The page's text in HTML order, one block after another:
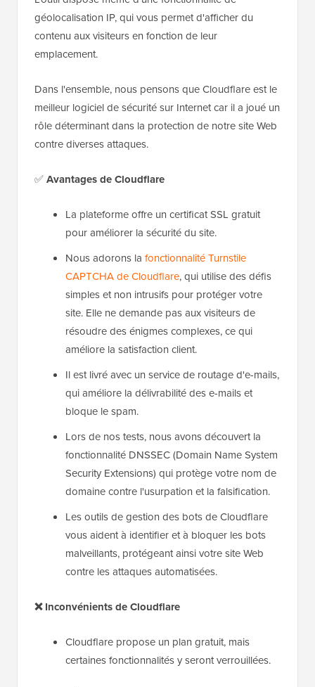
géolocalisation IP, qui vous permet d'afficher du
contenu aux visiteurs en fonction de leur
emplacement.
Dans l'ensemble, nous pensons que Cloudflare est le
meilleur logiciel de sécurité sur Internet car il a joué un
rôle déterminant dans la protection de notre site Web
contre diverses attaques.
✅Avantages de Cloudflare
La plateforme offre un certificat SSL gratuit
pour améliorer la sécurité du site.
Nous adorons la fonctionnalité Turnstile
CAPTCHA de Cloudflare, qui utilise des défis
simples et non intrusifs pour protéger votre
site. Elle ne demande pas aux visiteurs de
résoudre des énigmes complexes, ce qui
améliore la satisfaction client.
Il est livré avec un service de routage d'e-mails,
qui améliore la délivrabilité des e-mails et
bloque le spam.
Lors de nos tests, nous avons découvert la
fonctionnalité DNSSEC (Domain Name System
Security Extensions) qui protège votre nom de
domaine contre l'usurpation et la falsification.
Les outils de gestion des bots de Cloudflare
vous aident à identifier et à bloquer les bots
malveillants, protégeant ainsi votre site Web
contre les attaques automatisées.
❌ Inconvénients de Cloudflare
Cloudflare propose un plan gratuit, mais
certaines fonctionnalités y seront verrouillées.